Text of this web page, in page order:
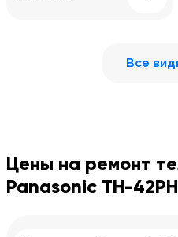
Все
Цены на ремонт
Panasonic TH-